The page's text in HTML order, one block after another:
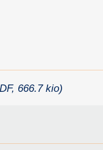
666.7 kio)